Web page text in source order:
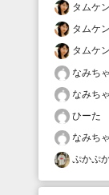
タムケ
タムケ
タムケ
なみち
なみち
ひーた
なみち
ぷかぷ